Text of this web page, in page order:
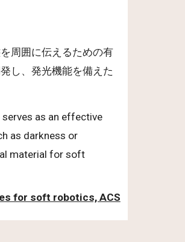
周囲に伝えるための有
し、発光機能を備えた
as an effective
as darkness or
material for soft
for soft robotics, ACS